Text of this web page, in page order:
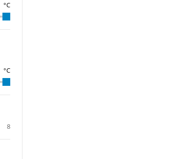
°C
°C
8